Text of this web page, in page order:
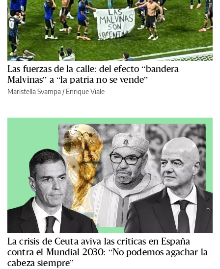
Las fuerzas de la calle: del efecto “bandera
Malvinas” a “la patria no se vende”
Maristella Svampa /Enrique Viale
La crisis de Ceuta aviva las críticas en España
contra el Mundial 2030: “No podemos agachar la
cabeza siempre”